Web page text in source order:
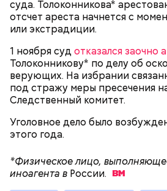
суда. Толоконникова*
отсчет ареста начнется с
или экстрадиции.
1 ноября судотказался заочно
Толоконникову* по делу об
верующих. На избрании
под стражу меры пресечения
Следственный комитет.
Уголовное дело было
этого года.
*Физическое лицо,
иноагента в России.
К 2023 году число
воспитываемых в семье
15, самый младший из которых
2019 году. В частности, трое
2012 году. Кроме того, двумя
женщина рассказала в
детского дома.
— Сначала нам предложили
шкафы. Позже нам предложили
Маргариты Симоньян и Ксении
он.